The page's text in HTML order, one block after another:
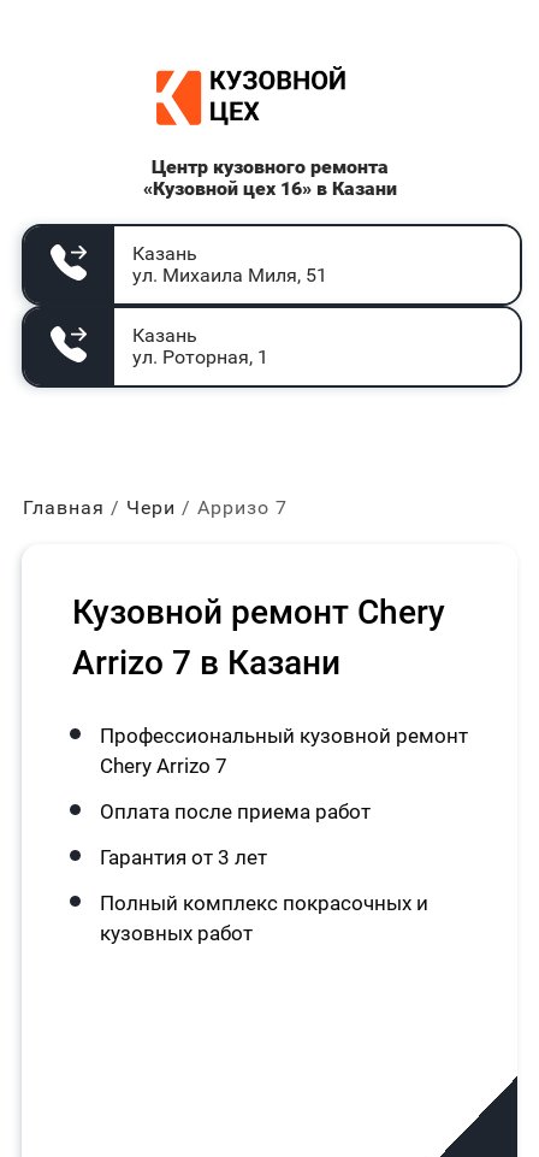
Центр кузовного ремонта
«Кузовной цех 16» в Казани
Казань
ул. Михаила Миля, 51
Казань
ул. Роторная, 1
Главная Чери Арризо 7
Кузовной ремонт Chery
Arrizo 7 в Казани
Профессиональный кузовной ремонт
Chery Arrizo 7
Оплата после приема работ
Гарантия от 3 лет
Полный комплекс покрасочных и
кузовных работ